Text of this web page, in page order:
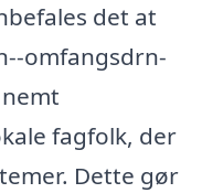
det at
omfangsdrn-
fagfolk, der
Dette gør